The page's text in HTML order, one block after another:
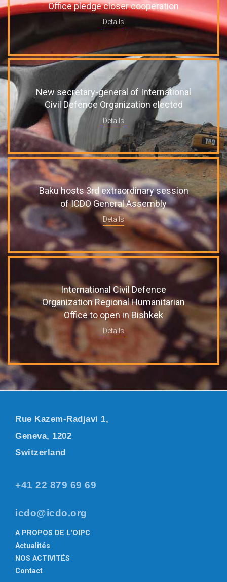
Office pledge closer cooperation
Details
New secretary-general of International
Civil Defence Organization elected
Details
Baku hosts 3rd extraordinary session
of ICDO General Assembly
Details
International Civil Defence
Organization Regional Humanitarian
Office to open in Bishkek
Details
Rue Kazem-Radjavi 1,
Geneva, 1202
Switzerland
+41 22 879 69 69
icdo@icdo.org
A PROPOS DE L'OIPC
Actualités
NOS ACTIVITÉS
Contact